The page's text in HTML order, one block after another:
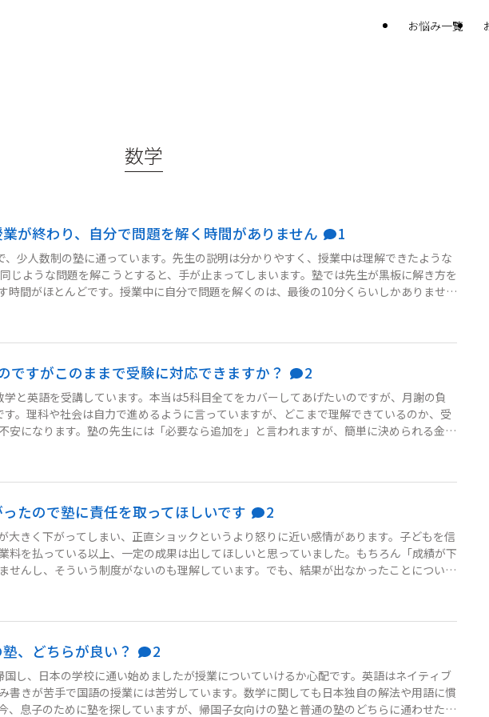
お悩み一覧
数学
が終わり、自分で問題を解く時間がありません 1
、少人数制の塾に通っています。先生の説明は分かりやすく、授業中は理解できたような
じような問題を解こうとすると、手が止まってしまいます。塾では先生が黒板に解き方を
時間がほとんどです。授業中に自分で問題を解くのは、最後の10分くらいしかありませ
生なら続けた方がいい」と言われました。先生の説明が悪いわけではないので、演習時
です。 授業中に理解できているのに、家で解けないのは自分の努力不足なのでしょう
ですがこのままで受験に対応できますか？ 2
と英語を受講しています。本当は5科目全てをカバーしてあげたいのですが、月謝の負
。理科や社会は自力で進めるように言っていますが、どこまで理解できているのか、受
安になります。塾の先生には「必要なら追加を」と言われますが、簡単に決められる金額
か悩んでいます。このまま2科目中心で進めていいのか、それとも思い切って別の対策を
いただきたいです。
たので塾に責任を取ってほしいです 2
大きく下がってしまい、正直ショックというより怒りに近い感情があります。子どもを信
料を払っている以上、一定の成果は出してほしいと思っていました。もちろん「成績が下
せんし、そういう制度がないのも理解しています。でも、結果が出なかったことについて
のは、どうしても納得がいきません。塾には、現状の原因分析と、これからどう改善して
わるか悩んでいます。
、どちらが良い？ 2
し、日本の学校に通い始めましたが授業についていけるか心配です。英語はネイティブ
書きが苦手で国語の授業には苦労しています。数学に関しても日本独自の解法や用語に慣
、息子のために塾を探していますが、帰国子女向けの塾と普通の塾のどちらに通わせた方